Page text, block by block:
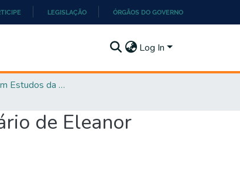
LEGISLAÇÃO ÓRGÃOS DO GOVERNO
Log In
Mestrado em Estudos da Linguagem - PPGEL
de Eleanor